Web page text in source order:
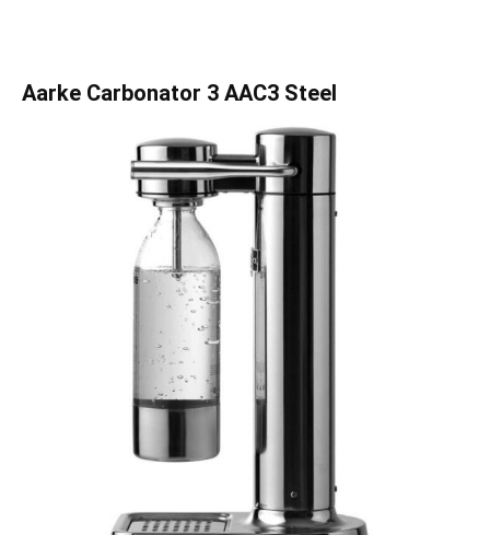
Aarke Carbonator 3 AAC3 Steel